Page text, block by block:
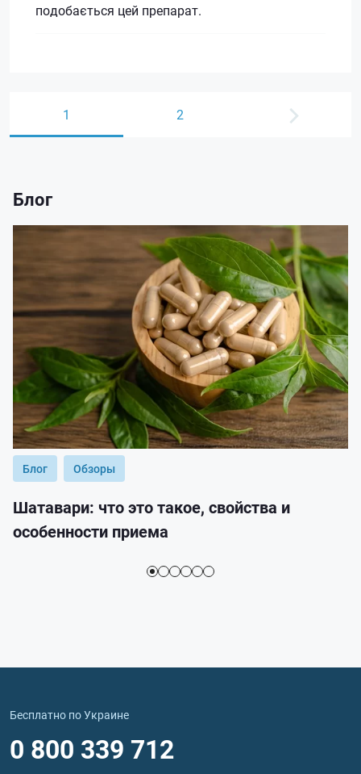
подобається цей препарат.
1 2
Блог
Блог Обзоры
Шатавари: что это такое, свойства и
особенности приема
Бесплатно по Украине
0 800 339 712